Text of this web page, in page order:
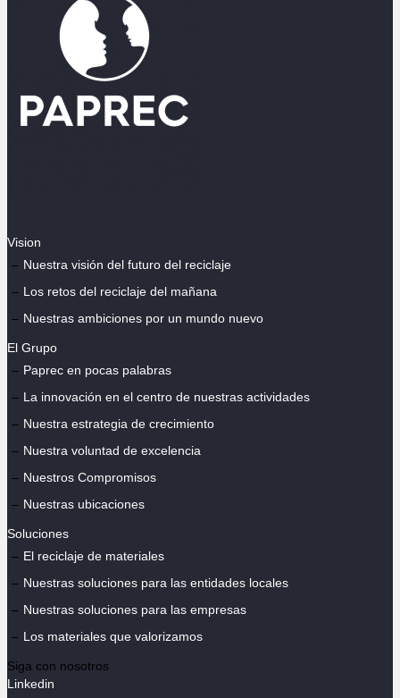
Vision
Nuestra visión del futuro del reciclaje
Los retos del reciclaje del mañana
Nuestras ambiciones por un mundo nuevo
El Grupo
Paprec en pocas palabras
La innovación en el centro de nuestras actividades
Nuestra estrategia de crecimiento
Nuestra voluntad de excelencia
Nuestros Compromisos
Nuestras ubicaciones
Soluciones
El reciclaje de materiales
Nuestras soluciones para las entidades locales
Nuestras soluciones para las empresas
Los materiales que valorizamos
Siga con nosotros
Linkedin